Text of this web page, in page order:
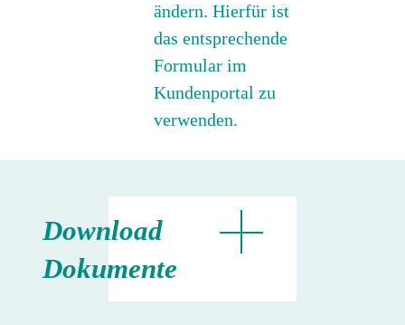
ändern. Hierfür ist
das entsprechende
Formular im
Kundenportal zu
verwenden.
Download
Dokumente